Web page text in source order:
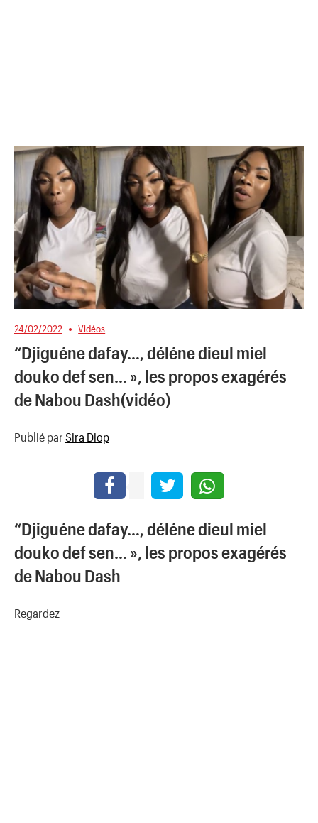
24/02/2022 Vidéos
“Djiguéne dafay…, déléne dieul miel
douko def sen… », les propos exagérés
de Nabou Dash(vidéo)
Publié par Sira Diop
“Djiguéne dafay…, déléne dieul miel
douko def sen… », les propos exagérés
de Nabou Dash
Regardez